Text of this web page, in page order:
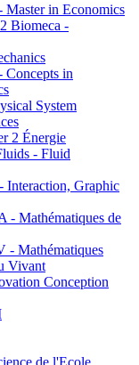
in Economics
Biomeca -
in
System
2 Énergie
- Fluid
Graphic
Mathématiques de
Mathématiques
Vivant
Conception
de l'Ecole